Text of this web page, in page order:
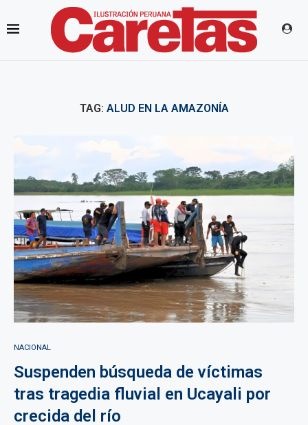
TAG: ALUD EN LA AMAZONÍA
NACIONAL
Suspenden búsqueda de víctimas
tras tragedia fluvial en Ucayali por
crecida del río